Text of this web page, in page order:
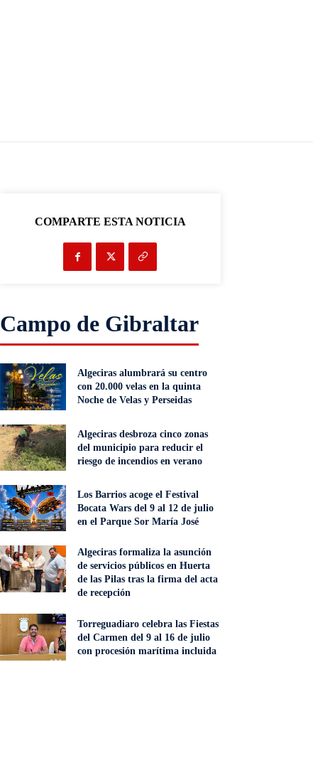
COMPARTE ESTA NOTICIA
Campo de Gibraltar
Algeciras alumbrará su centro
con 20.000 velas en la quinta
Noche de Velas y Perseidas
Algeciras desbroza cinco zonas
del municipio para reducir el
riesgo de incendios en verano
Los Barrios acoge el Festival
Bocata Wars del 9 al 12 de julio
en el Parque Sor María José
Algeciras formaliza la asunción
de servicios públicos en Huerta
de las Pilas tras la firma del acta
de recepción
Torreguadiaro celebra las Fiestas
del Carmen del 9 al 16 de julio
con procesión marítima incluida